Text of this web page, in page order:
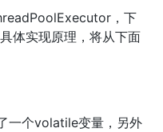
，下
体实现原理，将从下面
一个volatile变量，另外